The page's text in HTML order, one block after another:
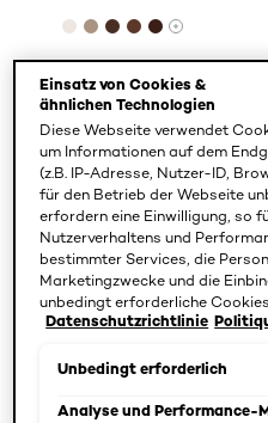
[Color]: #ede6e1
[Color]: #a99483
[Color]: #482e23
[Color]:
[Color]:
More
Plump & Set
Serum 00
Transparent
4.6/5
PRODUKT ANZEIGEN
Einsatz von Cookies &
ähnlichen Technologien
Diese Webseite verwendet
um Informationen auf dem
(z.B. IP-Adresse, Nutzer-ID,
für den Betrieb der Webseite
erfordern eine Einwilligung, so
Nutzerverhaltens und
bestimmter Services, die
Marketingzwecke und die
unbedingt erforderliche
akzeptieren") oder abgelehnt
ebenfalls möglich und
angepasst werden. Für
Datenschutzrichtlinie
Unbedingt erforderlich
Analyse und Performance-